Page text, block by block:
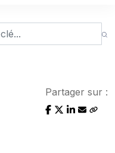
Partager sur :